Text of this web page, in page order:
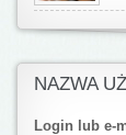
NAZWA
Login lub e-